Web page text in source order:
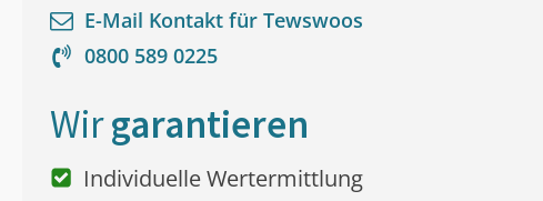
E-Mail Kontakt für Tewswoos
0800 589 0225
Wirgarantieren
Individuelle Wertermittlung